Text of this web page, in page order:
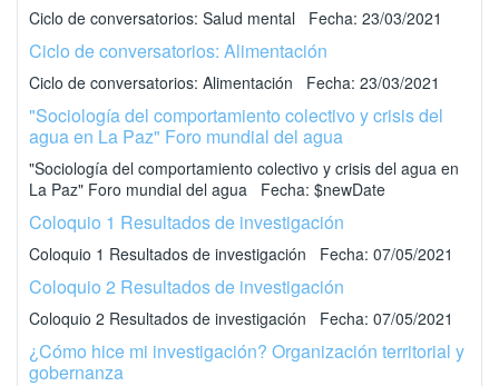
Ciclo de conversatorios: Salud mental Fecha: 23/03/2021
Ciclo de conversatorios: Alimentación
Ciclo de conversatorios: Alimentación Fecha: 23/03/2021
"Sociología del comportamiento colectivo y crisis del
agua en La Paz" Foro mundial del agua
"Sociología del comportamiento colectivo y crisis del agua en
La Paz" Foro mundial del agua Fecha: $newDate
Coloquio 1 Resultados de investigación
Coloquio 1 Resultados de investigación Fecha: 07/05/2021
Coloquio 2 Resultados de investigación
Coloquio 2 Resultados de investigación Fecha: 07/05/2021
¿Cómo hice mi investigación? Organización territorial y
gobernanza